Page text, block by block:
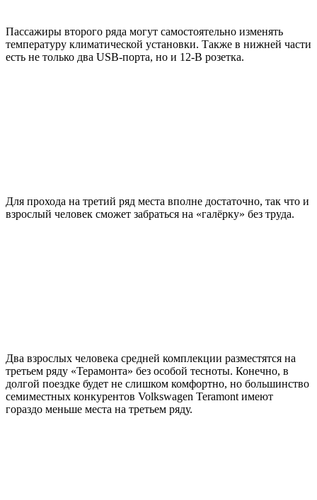
Пассажиры второго ряда могут самостоятельно изменять
температуру климатической установки. Также в нижней части
есть не только два USB-порта, но и 12-В розетка.
Для прохода на третий ряд места вполне достаточно, так что и
взрослый человек сможет забраться на «галёрку» без труда.
Два взрослых человека средней комплекции разместятся на
третьем ряду «Терамонта» без особой тесноты. Конечно, в
долгой поездке будет не слишком комфортно, но большинство
семиместных конкурентов Volkswagen Teramont имеют
гораздо меньше места на третьем ряду.